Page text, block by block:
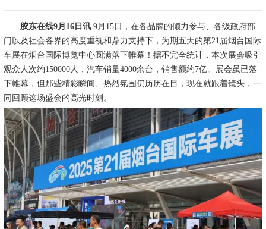
胶东在线9月16日讯 9月15日，在各品牌的倾力参与、各级政府部
门以及社会各界的高度重视和鼎力支持下，为期五天的第21届烟台国际
车展在烟台国际博览中心圆满落下帷幕！据不完全统计，本次展会吸引
观众人次约150000人，汽车销量4000余台，销售额约7亿。展会虽已落
下帷幕，但那些精彩瞬间、热烈氛围仍历历在目，现在就跟着镜头，一
同回顾这场盛会的高光时刻。